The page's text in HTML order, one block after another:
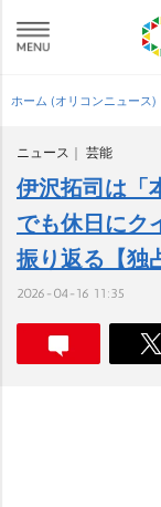
ホーム (オリコンニュース)
ニュース 芸能
伊沢拓司は「
でも休日にク
振り返る【独
2026-04-16 11:35